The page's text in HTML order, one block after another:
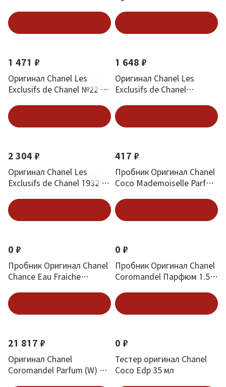
1 471 ₽
Оригинал Chanel Les
Exclusifs de Chanel №22 4
1 648 ₽
Оригинал Chanel Les
Exclusifs de Chanel
2 304 ₽
Оригинал Chanel Les
Exclusifs de Chanel 1932 4
417 ₽
Пробник Оригинал Chanel
Coco Mademoiselle Parfum
0 ₽
Пробник Оригинал Chanel
Chance Eau Fraiche
0 ₽
Пробник Оригинал Chanel
Coromandel Парфюм 1.5
21 817 ₽
Оригинал Chanel
Coromandel Parfum (W) 15
0 ₽
Тестер оригинал Chanel
Coco Edp 35 мл